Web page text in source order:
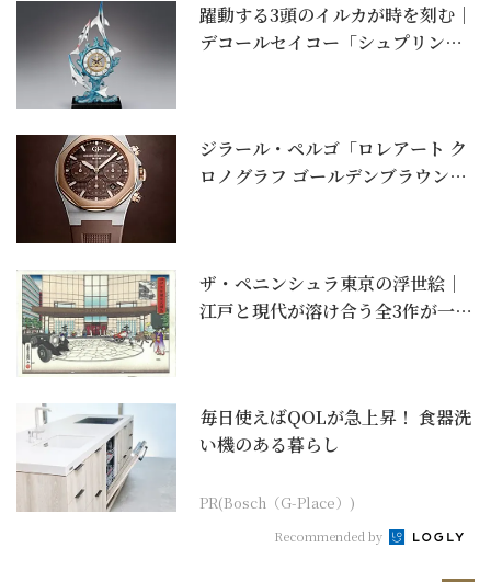
躍動する3頭のイルカが時を刻む｜
デコールセイコー「シュプリンゲ
ジラール・ペルゴ「ロレアート ク
ロノグラフ ゴールデンブラウン」
ザ・ペニンシュラ東京の浮世絵｜
江戸と現代が溶け合う全3作が一般
毎日使えばQOLが急上昇！ 食器洗
い機のある暮らし
PR(Bosch（G-Place）)
Recommended by